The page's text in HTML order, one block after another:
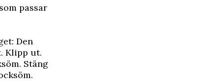
passar
Den
Klipp ut.
Stäng